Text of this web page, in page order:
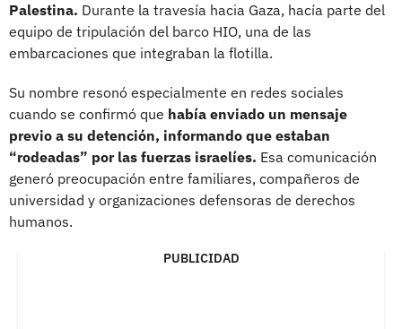
Palestina. Durante la travesía hacia Gaza, hacía parte del
equipo de tripulación del barco HIO, una de las
embarcaciones que integraban la flotilla.
Su nombre resonó especialmente en redes sociales
cuando se confirmó que había enviado un mensaje
previo a su detención, informando que estaban
“rodeadas” por las fuerzas israelíes. Esa comunicación
generó preocupación entre familiares, compañeros de
universidad y organizaciones defensoras de derechos
humanos.
PUBLICIDAD